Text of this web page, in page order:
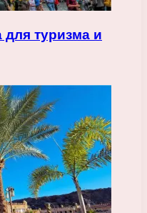
туризма и